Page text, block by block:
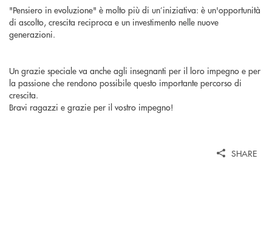
"Pensiero in evoluzione" è molto più di un’iniziativa: è un'opportunità
di ascolto, crescita reciproca e un investimento nelle nuove
generazioni.
Un grazie speciale va anche agli insegnanti per il loro impegno e per
la passione che rendono possibile questo importante percorso di
crescita.
Bravi ragazzi e grazie per il vostro impegno!
SHARE